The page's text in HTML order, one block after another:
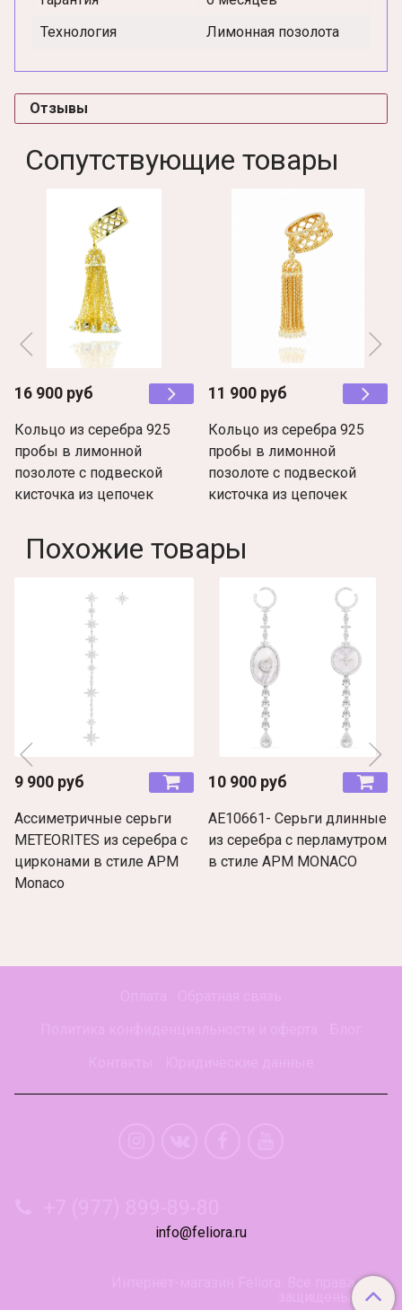
Технология
Лимонная позолота
Отзывы
Сопутствующие товары
16 900 руб
Кольцо из серебра 925
пробы в лимонной
позолоте с подвеской
кисточка из цепочек
11 900 руб
Кольцо из серебра 925
пробы в лимонной
позолоте с подвеской
кисточка из цепочек
Похожие товары
9 900 руб
Ассиметричные серьги
METEORITES из серебра с
цирконами в стиле APM
Monaco
10 900 руб
AE10661- Серьги длинные
из серебра с перламутром
в стиле APM MONACO
info@feliora.ru
Интернет-магазин Feliora. Все права
защищены.